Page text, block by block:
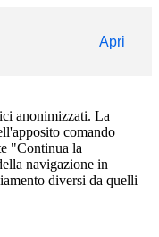
Apri
anonimizzati. La
comando
"Continua la
navigazione in
diversi da quelli